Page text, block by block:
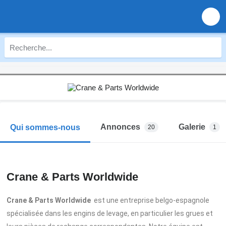
Qui sommes-nous Annonces 20 Galerie 1
Crane & Parts Worldwide
Crane & Parts Worldwide est une entreprise belgo-espagnole
spécialisée dans les engins de levage, en particulier les grues et